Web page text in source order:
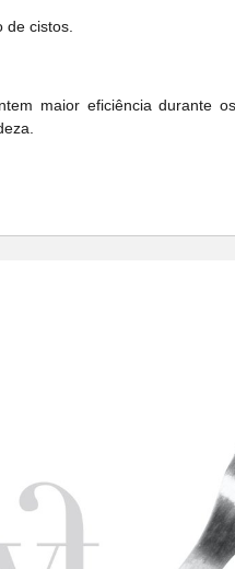
de cistos.
maior eficiência durante